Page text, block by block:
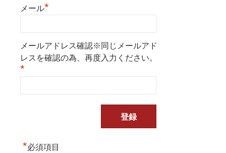
メール*
メールアドレス確認※同じメールアド
レスを確認の為、再度入力ください。
*
*必須項目